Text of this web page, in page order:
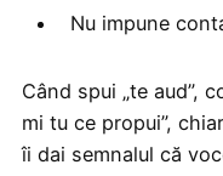
Nu impune
Când spui „te aud”,
mi tu ce propui”,
îi dai semnalul că